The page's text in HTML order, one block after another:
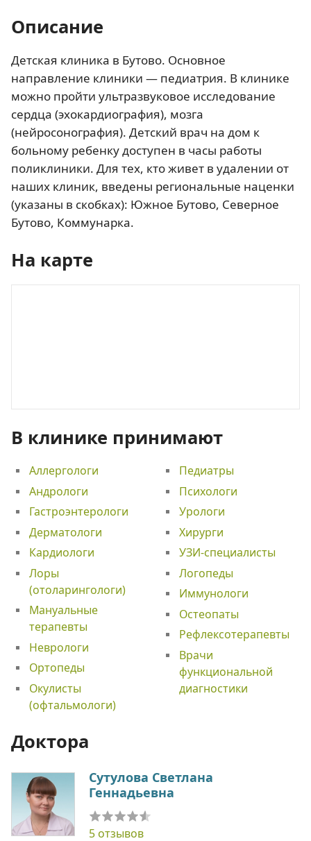
Описание
Детская клиника в Бутово. Основное
направление клиники — педиатрия. В клинике
можно пройти ультразвуковое исследование
сердца (эхокардиография), мозга
(нейросонография). Детский врач на дом к
больному ребенку доступен в часы работы
поликлиники. Для тех, кто живет в удалении от
наших клиник, введены региональные наценки
(указаны в скобках): Южное Бутово, Северное
Бутово, Коммунарка.
На карте
В клинике принимают
Аллергологи
Андрологи
Гастроэнтерологи
Дерматологи
Кардиологи
Лоры
(отоларингологи)
Мануальные
терапевты
Неврологи
Ортопеды
Окулисты
(офтальмологи)
Педиатры
Психологи
Урологи
Хирурги
УЗИ-специалисты
Логопеды
Иммунологи
Остеопаты
Рефлексотерапевты
Врачи
функциональной
диагностики
Доктора
Сутулова Светлана
Геннадьевна
5 отзывов